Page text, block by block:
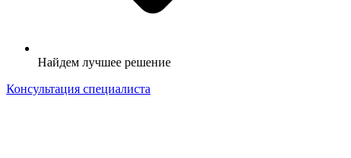
Найдем лучшее решение
Консультация специалиста